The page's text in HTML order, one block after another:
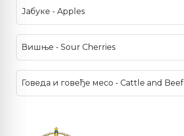
Јабуке - Apples
Вишње - Sour Cherries
Говеда и говеђе месо - Cattle and Beef